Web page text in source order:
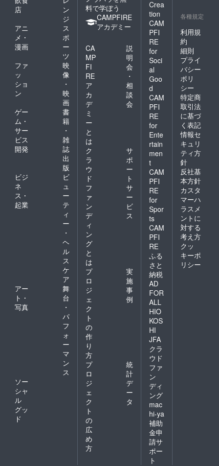
店
ン
ジ
アニ
メ・
漫画
ス
ポ
ー
ツ
ファ
ッ
ショ
ン
映
像
・
映
画
ゲー
ム・
サー
ビス
開発
書
籍
・
雑
誌
出
版
ビジ
ネ
ス・
起業
ビ
ュ
ー
テ
ィ
ー
・
ヘ
ル
ス
ケ
ア
アー
ト・
写真
舞
台
・
パ
フ
ォ
ー
マ
ン
ス
ソー
シャ
ル
グッ
ド
料で学ぼう
CAMPFIRE
アカデミー
CA
MP
FI
RE
ア
カ
デ
ミ
ー
と
は
説
明
会
・
相
談
会
ク
ラ
ウ
ド
フ
ァ
ン
デ
ィ
ン
グ
と
は
サ
ポ
ー
ト
サ
ー
ビ
ス
プ
ロ
ジ
ェ
ク
ト
の
作
り
方
実
施
事
例
プ
ロ
ジ
ェ
ク
ト
の
広
め
方
統
計
デ
ー
タ
Crea
tion
CAM
PFI
RE
for
Soci
al
Goo
d
CAM
PFI
RE
for
Ente
rtain
men
t
CAM
PFI
RE
for
Spor
ts
CAM
PFI
RE
ふる
さと
納税
AD
FOR
ALL
HIO
KOS
HI
JFA
クラ
ウド
ファ
ン
ディ
ング
mac
hi-ya
補助
金申
請サ
ポー
ト
各種規定
利用規
約
細則
プライ
バシー
ポリ
シー
特定商
取引法
に基づ
く表記
情報セ
キュリ
ティ方
針
反社基
本方針
カスタ
マーハ
ラスメ
ントに
対する
考え方
クッ
キーポ
リシー